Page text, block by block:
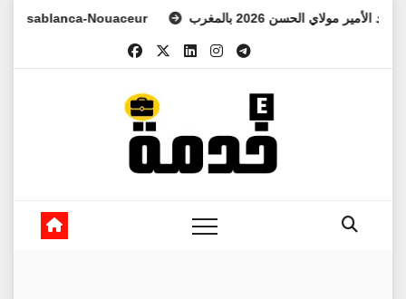
Nouaceur الأمير مولاي الحسن 2026 بالمغرب